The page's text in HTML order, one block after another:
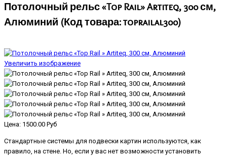
Потолочный рельс «Top Rail» Artiteq, 300 см,
Алюминий (Код товара:toprailal300)
Увеличить изображение
Цена: 1500.00 Руб
Стандартные системы для подвески картин используются, как
правило, на стене. Но, если у вас нет возможности установить